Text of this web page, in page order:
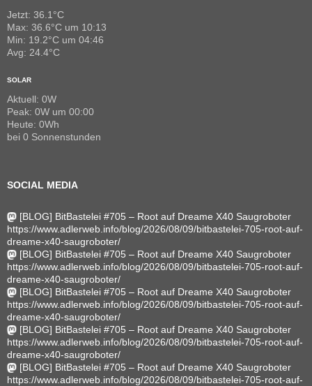
Jetzt: 36.1°C
Max: 36.6°C um 10:13
Min: 19.2°C um 04:46
Avg: 24.4°C
SOLAR
Aktuell: 0W
Peak: 0W um 00:00
Heute: 0Wh
bei 0 Sonnenstunden
SOCIAL MEDIA
[BLOG] BitBastelei #705 – Root auf Dreame X40 Saugroboter
https://www.adlerweb.info/blog/2026/08/09/bitbastelei-705-root-auf-
dreame-x40-saugroboter/
[BLOG] BitBastelei #705 – Root auf Dreame X40 Saugroboter
https://www.adlerweb.info/blog/2026/08/09/bitbastelei-705-root-auf-
dreame-x40-saugroboter/
[BLOG] BitBastelei #705 – Root auf Dreame X40 Saugroboter
https://www.adlerweb.info/blog/2026/08/09/bitbastelei-705-root-auf-
dreame-x40-saugroboter/
[BLOG] BitBastelei #705 – Root auf Dreame X40 Saugroboter
https://www.adlerweb.info/blog/2026/08/09/bitbastelei-705-root-auf-
dreame-x40-saugroboter/
[BLOG] BitBastelei #705 – Root auf Dreame X40 Saugroboter
https://www.adlerweb.info/blog/2026/08/09/bitbastelei-705-root-auf-